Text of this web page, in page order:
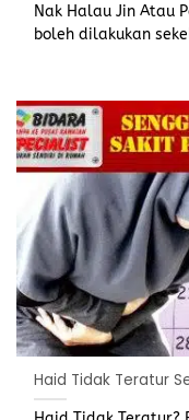
Nak Halau Jin Atau
boleh dilakukan
Haid Tidak Teratur